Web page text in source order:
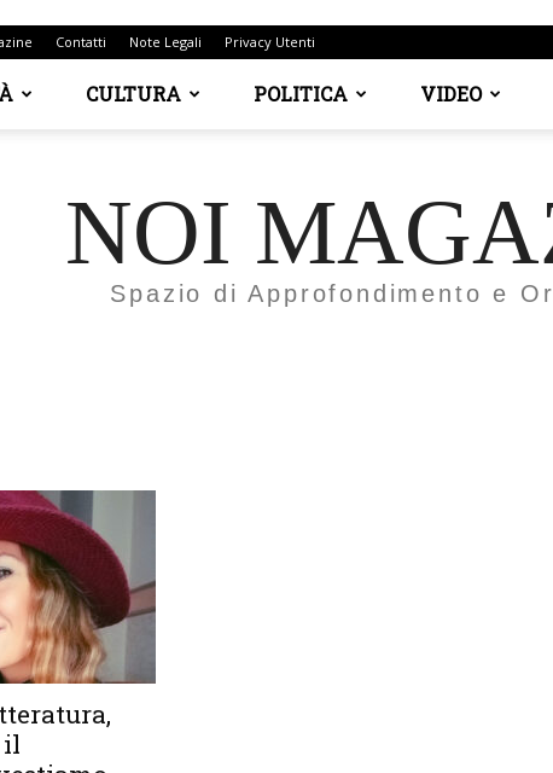
Contatti Note Legali Privacy Utenti
CULTURA POLITICA VIDEO
NOI
Spazio di Approfondimento e
il